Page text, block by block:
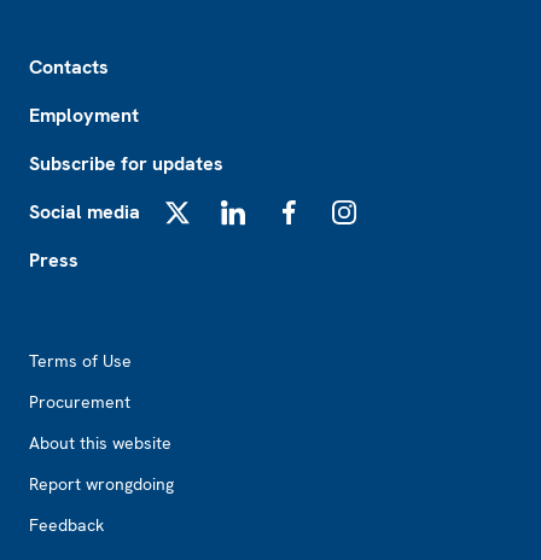
Contacts
Employment
Subscribe for updates
Social media
Press
Terms of Use
Procurement
About this website
Report wrongdoing
Feedback